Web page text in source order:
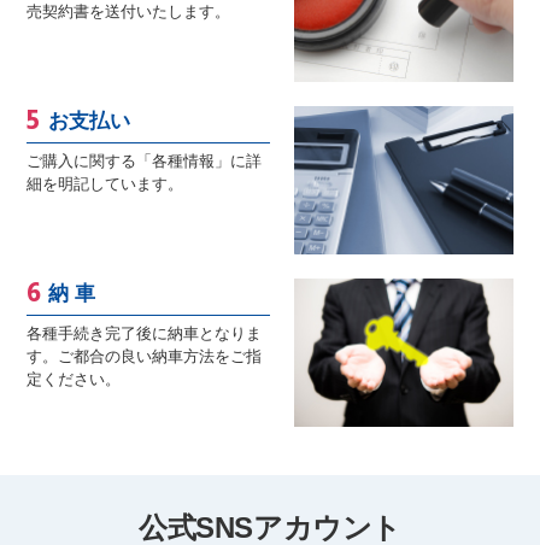
売契約書を送付いたします。
お支払い
ご購入に関する「各種情報」に詳
細を明記しています。
納 車
各種手続き完了後に納車となりま
す。ご都合の良い納車方法をご指
定ください。
公式SNSアカウント